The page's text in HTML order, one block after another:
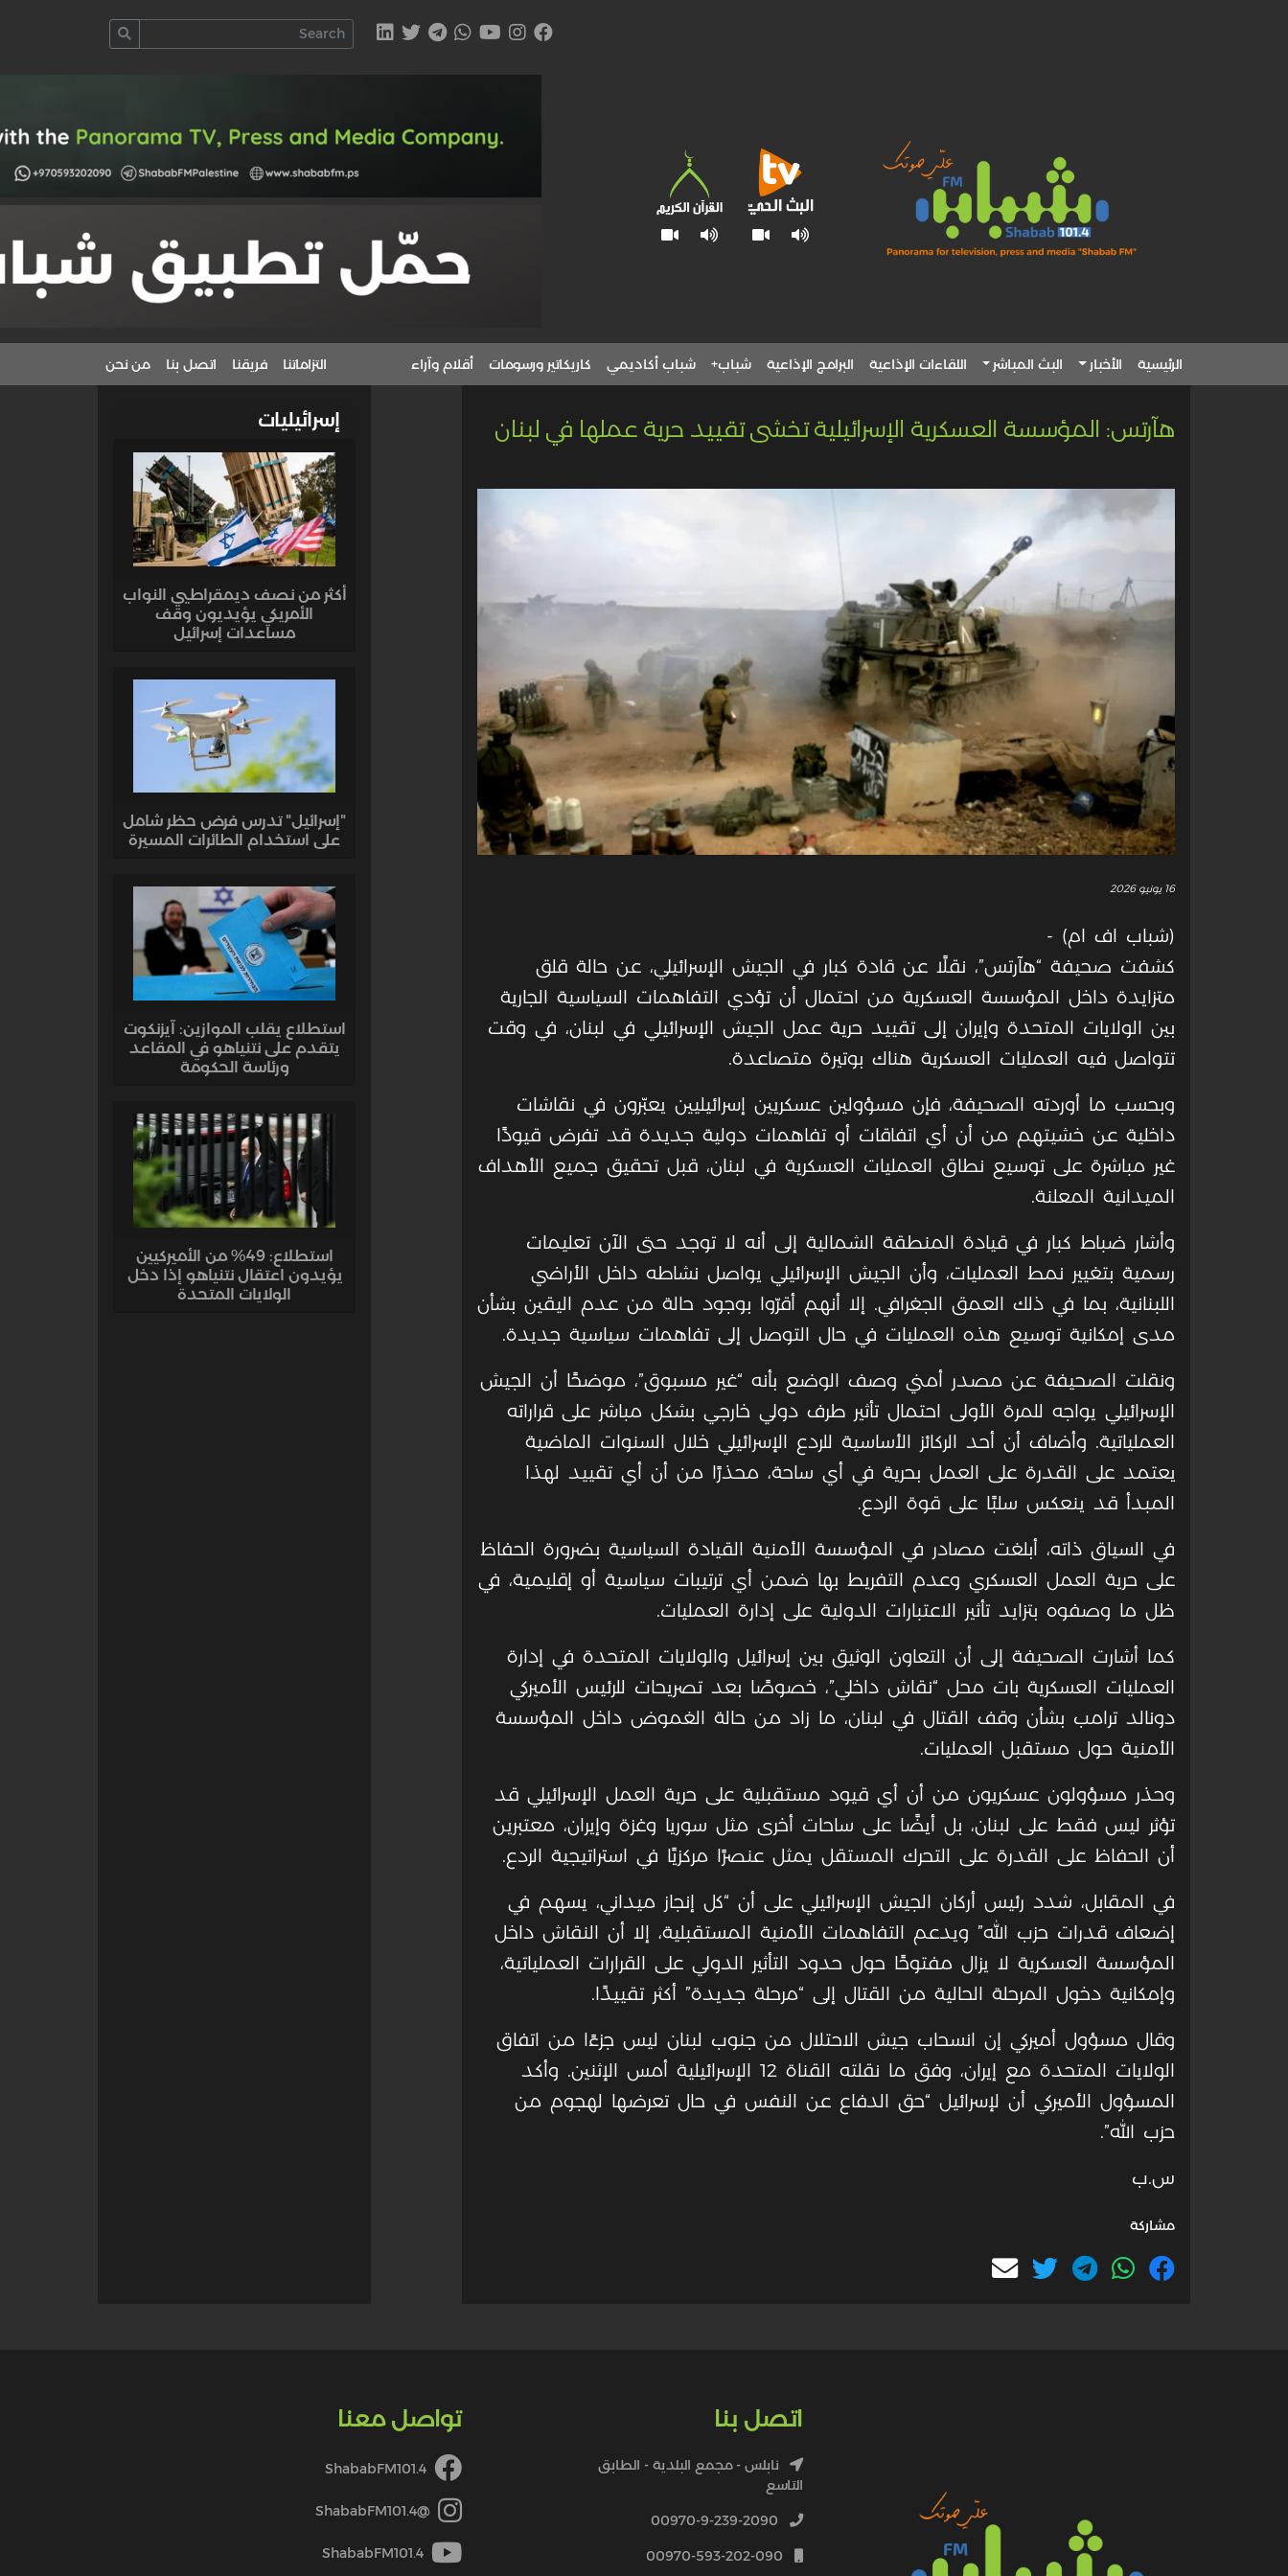
الرئيسية الأخبار البث المباشر اللقاءات الإذاعية البرامج الإذاعية شباب+ شباب أكاديمي كاريكاتير ورسومات أقلام وآراء التزاماتنا فريقنا اتصل بنا من نحن
هآرتس: المؤسسة العسكرية الإسرائيلية تخشى تقييد حرية عملها في لبنان
16 يونيو 2026
(شباب اف ام) -
كشفت صحيفة “هآرتس”، نقلًا عن قادة كبار في الجيش الإسرائيلي، عن حالة قلق
متزايدة داخل المؤسسة العسكرية من احتمال أن تؤدي التفاهمات السياسية الجارية
بين الولايات المتحدة وإيران إلى تقييد حرية عمل الجيش الإسرائيلي في لبنان، في وقت
تتواصل فيه العمليات العسكرية هناك بوتيرة متصاعدة.
وبحسب ما أوردته الصحيفة، فإن مسؤولين عسكريين إسرائيليين يعبّرون في نقاشات
داخلية عن خشيتهم من أن أي اتفاقات أو تفاهمات دولية جديدة قد تفرض قيودًا
غير مباشرة على توسيع نطاق العمليات العسكرية في لبنان، قبل تحقيق جميع الأهداف
الميدانية المعلنة.
وأشار ضباط كبار في قيادة المنطقة الشمالية إلى أنه لا توجد حتى الآن تعليمات
رسمية بتغيير نمط العمليات، وأن الجيش الإسرائيلي يواصل نشاطه داخل الأراضي
اللبنانية، بما في ذلك العمق الجغرافي. إلا أنهم أقرّوا بوجود حالة من عدم اليقين بشأن
مدى إمكانية توسيع هذه العمليات في حال التوصل إلى تفاهمات سياسية جديدة.
ونقلت الصحيفة عن مصدر أمني وصف الوضع بأنه “غير مسبوق”، موضحًا أن الجيش
الإسرائيلي يواجه للمرة الأولى احتمال تأثير طرف دولي خارجي بشكل مباشر على قراراته
العملياتية. وأضاف أن أحد الركائز الأساسية للردع الإسرائيلي خلال السنوات الماضية
يعتمد على القدرة على العمل بحرية في أي ساحة، محذرًا من أن أي تقييد لهذا
المبدأ قد ينعكس سلبًا على قوة الردع.
في السياق ذاته، أبلغت مصادر في المؤسسة الأمنية القيادة السياسية بضرورة الحفاظ
على حرية العمل العسكري وعدم التفريط بها ضمن أي ترتيبات سياسية أو إقليمية، في
ظل ما وصفوه بتزايد تأثير الاعتبارات الدولية على إدارة العمليات.
كما أشارت الصحيفة إلى أن التعاون الوثيق بين إسرائيل والولايات المتحدة في إدارة
العمليات العسكرية بات محل “نقاش داخلي”، خصوصًا بعد تصريحات للرئيس الأميركي
دونالد ترامب بشأن وقف القتال في لبنان، ما زاد من حالة الغموض داخل المؤسسة
الأمنية حول مستقبل العمليات.
وحذر مسؤولون عسكريون من أن أي قيود مستقبلية على حرية العمل الإسرائيلي قد
تؤثر ليس فقط على لبنان، بل أيضًا على ساحات أخرى مثل سوريا وغزة وإيران، معتبرين
أن الحفاظ على القدرة على التحرك المستقل يمثل عنصرًا مركزيًا في استراتيجية الردع.
في المقابل، شدد رئيس أركان الجيش الإسرائيلي على أن “كل إنجاز ميداني، يسهم في
إضعاف قدرات حزب الله” ويدعم التفاهمات الأمنية المستقبلية، إلا أن النقاش داخل
المؤسسة العسكرية لا يزال مفتوحًا حول حدود التأثير الدولي على القرارات العملياتية،
وإمكانية دخول المرحلة الحالية من القتال إلى “مرحلة جديدة” أكثر تقييدًا.
وقال مسؤول أميركي إن انسحاب جيش الاحتلال من جنوب لبنان ليس جزءًا من اتفاق
الولايات المتحدة مع إيران، وفق ما نقلته القناة 12 الإسرائيلية أمس الإثنين. وأكد
المسؤول الأميركي أن لإسرائيل “حق الدفاع عن النفس في حال تعرضها لهجوم من
حزب الله”.
س.ب
مشاركة
إسرائيليات
أكثر من نصف ديمقراطيي النواب
الأمريكي يؤيديون وقف
مساعدات إسرائيل
"إسرائيل" تدرس فرض حظر شامل
على استخدام الطائرات المسيرة
استطلاع يقلب الموازين: آيزنكوت
يتقدم على نتنياهو في المقاعد
ورئاسة الحكومة
استطلاع: 49% من الأميركيين
يؤيدون اعتقال نتنياهو إذا دخل
الولايات المتحدة
اتصل بنا
نابلس - مجمع البلدية - الطابق
التاسع
00970-9-239-2090
00970-593-202-090
تواصل معنا
ShababFM101.4
@ShababFM101.4
ShababFM101.4